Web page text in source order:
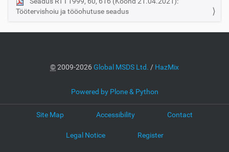
N
a
o
Töötervishoiu ja tööohutuse seadus
©2009-2026Global MSDS Ltd. / HazMix
Powered by Plone & Python
Site Map Accessibility Contact
Legal Notice Register